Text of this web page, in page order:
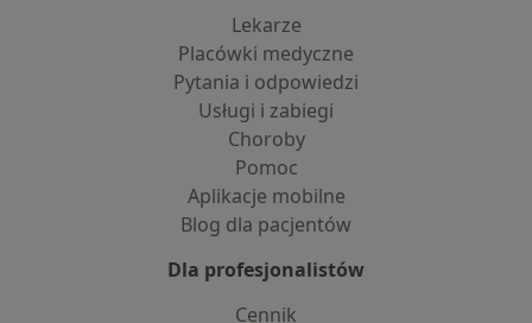
Lekarze
Placówki medyczne
Pytania i odpowiedzi
Usługi i zabiegi
Choroby
Pomoc
Aplikacje mobilne
Blog dla pacjentów
Dla profesjonalistów
Cennik